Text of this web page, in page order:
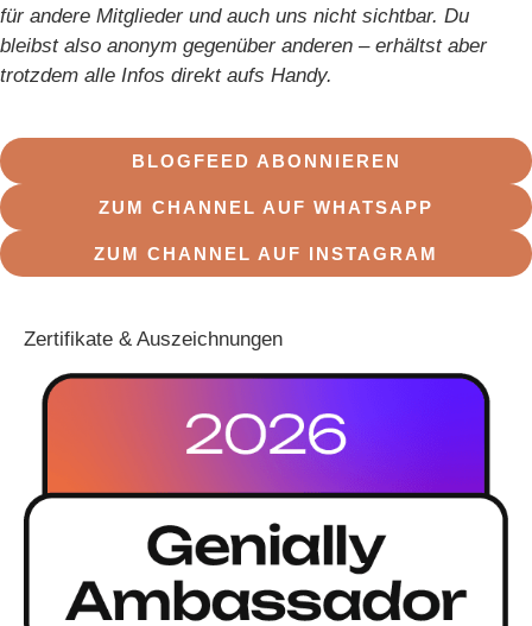
für andere Mitglieder und auch uns nicht sichtbar. Du
bleibst also anonym gegenüber anderen – erhältst aber
trotzdem alle Infos direkt aufs Handy.
BLOGFEED ABONNIEREN
ZUM CHANNEL AUF WHATSAPP
ZUM CHANNEL AUF INSTAGRAM
Zertifikate & Auszeichnungen